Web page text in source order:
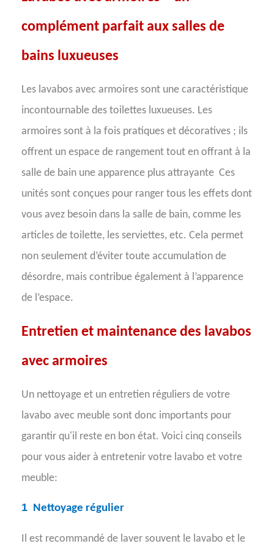
complément parfait aux salles de
bains luxueuses
Les lavabos avec armoires sont une caractéristique
incontournable des toilettes luxueuses. Les
armoires sont à la fois pratiques et décoratives ; ils
offrent un espace de rangement tout en offrant à la
salle de bain une apparence plus attrayante Ces
unités sont conçues pour ranger tous les effets dont
vous avez besoin dans la salle de bain, comme les
articles de toilette, les serviettes, etc. Cela permet
non seulement d’éviter toute accumulation de
désordre, mais contribue également à l’apparence
de l’espace.
Entretien et maintenance des lavabos
avec armoires
Un nettoyage et un entretien réguliers de votre
lavabo avec meuble sont donc importants pour
garantir qu'il reste en bon état. Voici cinq conseils
pour vous aider à entretenir votre lavabo et votre
meuble:
1 Nettoyage régulier
Il est recommandé de laver souvent le lavabo et le